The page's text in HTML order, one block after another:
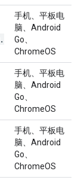
.
手机、平板电
脑、Android
Go、
ChromeOS
手机、平板电
脑、Android
Go、
ChromeOS
手机、平板电
脑、Android
Go、
ChromeOS